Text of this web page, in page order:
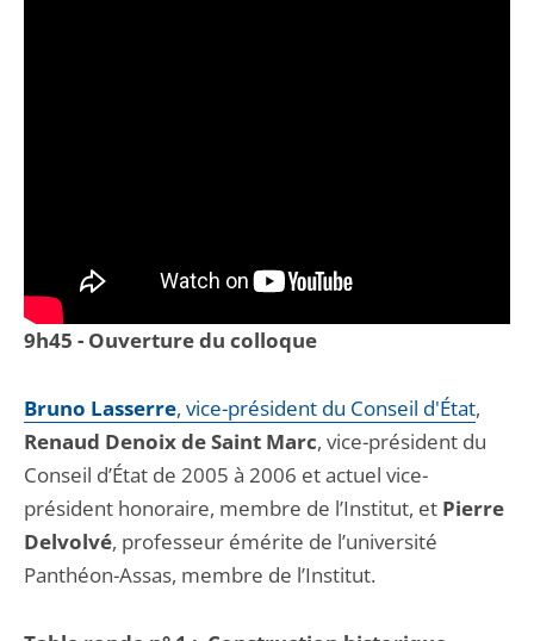
9h45 - Ouverture du colloque
Bruno Lasserre, vice-président du Conseil d'État,
Renaud Denoix de Saint Marc, vice-président du
Conseil d’État de 2005 à 2006 et actuel vice-
président honoraire, membre de l’Institut, et Pierre
Delvolvé, professeur émérite de l’université
Panthéon-Assas, membre de l’Institut.